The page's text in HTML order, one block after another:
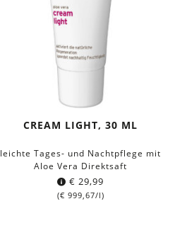
CREAM LIGHT, 30 ML
leichte Tages- und Nachtpflege mit
Aloe Vera Direktsaft
€ 29,99
(€ 999,67/l)